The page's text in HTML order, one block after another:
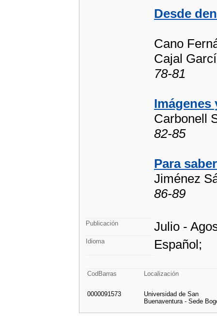
Desde
Cano
Cajal
78-81
Imágenes
Carbonell
82-85
Para
Jiménez
86-89
Publicación Julio -
Idioma Español;
CodBarras Localización
0000091573
Universidad de San
Buenaventura - Sede